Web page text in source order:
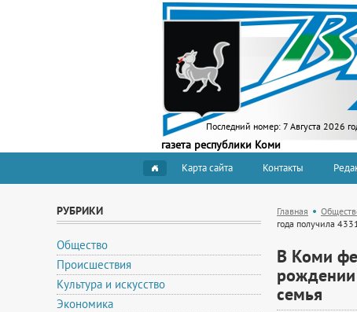
Последний номер: 7 Августа 2026
газета республики Коми
Карта сайта Контакты
РУБРИКИ
Общество
Происшествия
Культура и искусство
Экономика
Главная
года получила
В Коми
рождении
семья